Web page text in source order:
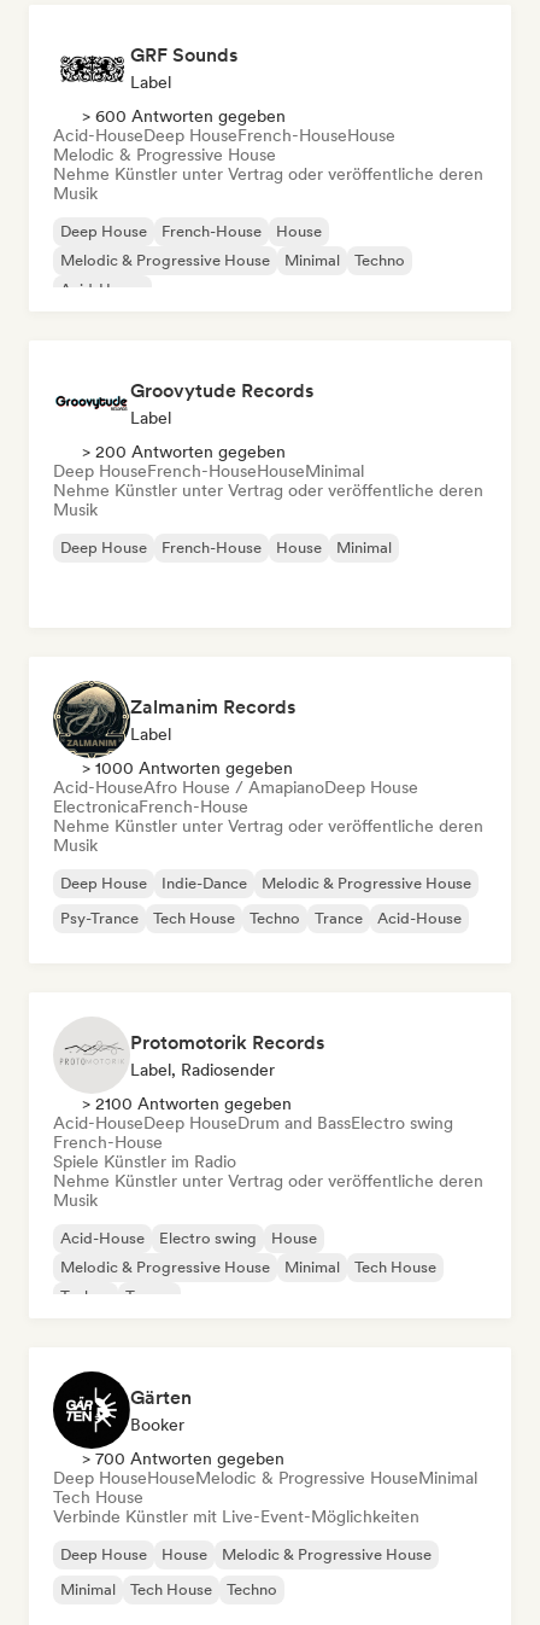
GRF Sounds
Label
> 600 Antworten gegeben
Acid-HouseDeep HouseFrench-HouseHouse
Melodic & Progressive House
Nehme Künstler unter Vertrag oder veröffentliche deren
Musik
Deep House French-House
House
Melodic & Progressive House
Minimal
Techno
Acid-House
Groovytude Records
Label
> 200 Antworten gegeben
Deep HouseFrench-HouseHouseMinimal
Nehme Künstler unter Vertrag oder veröffentliche deren
Musik
Deep House French-House House Minimal
Zalmanim Records
Label
> 1000 Antworten gegeben
Acid-HouseAfro House / AmapianoDeep House
ElectronicaFrench-House
Nehme Künstler unter Vertrag oder veröffentliche deren
Musik
Deep House Indie-Dance
Melodic & Progressive House
Psy-Trance
Tech House Techno Trance Acid-House
Protomotorik Records
Label, Radiosender
> 2100 Antworten gegeben
Acid-HouseDeep HouseDrum and BassElectro swing
French-House
Spiele Künstler im Radio
Nehme Künstler unter Vertrag oder veröffentliche deren
Musik
Acid-House Electro swing
House
Melodic & Progressive House
Minimal
Tech House
Techno
Trance
Gärten
Booker
> 700 Antworten gegeben
Deep HouseHouseMelodic & Progressive HouseMinimal
Tech House
Verbinde Künstler mit Live-Event-Möglichkeiten
Deep House House
Melodic & Progressive House
Minimal
Tech House Techno